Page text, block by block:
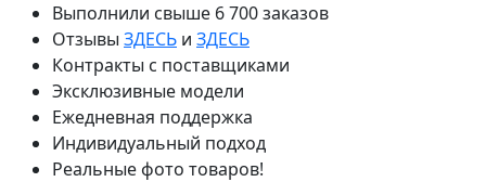
Выполнили свыше 6 700 заказов
Отзывы ЗДЕСЬ и ЗДЕСЬ
Контракты с поставщиками
Эксклюзивные модели
Ежедневная поддержка
Индивидуальный подход
Реальные фото товаров!